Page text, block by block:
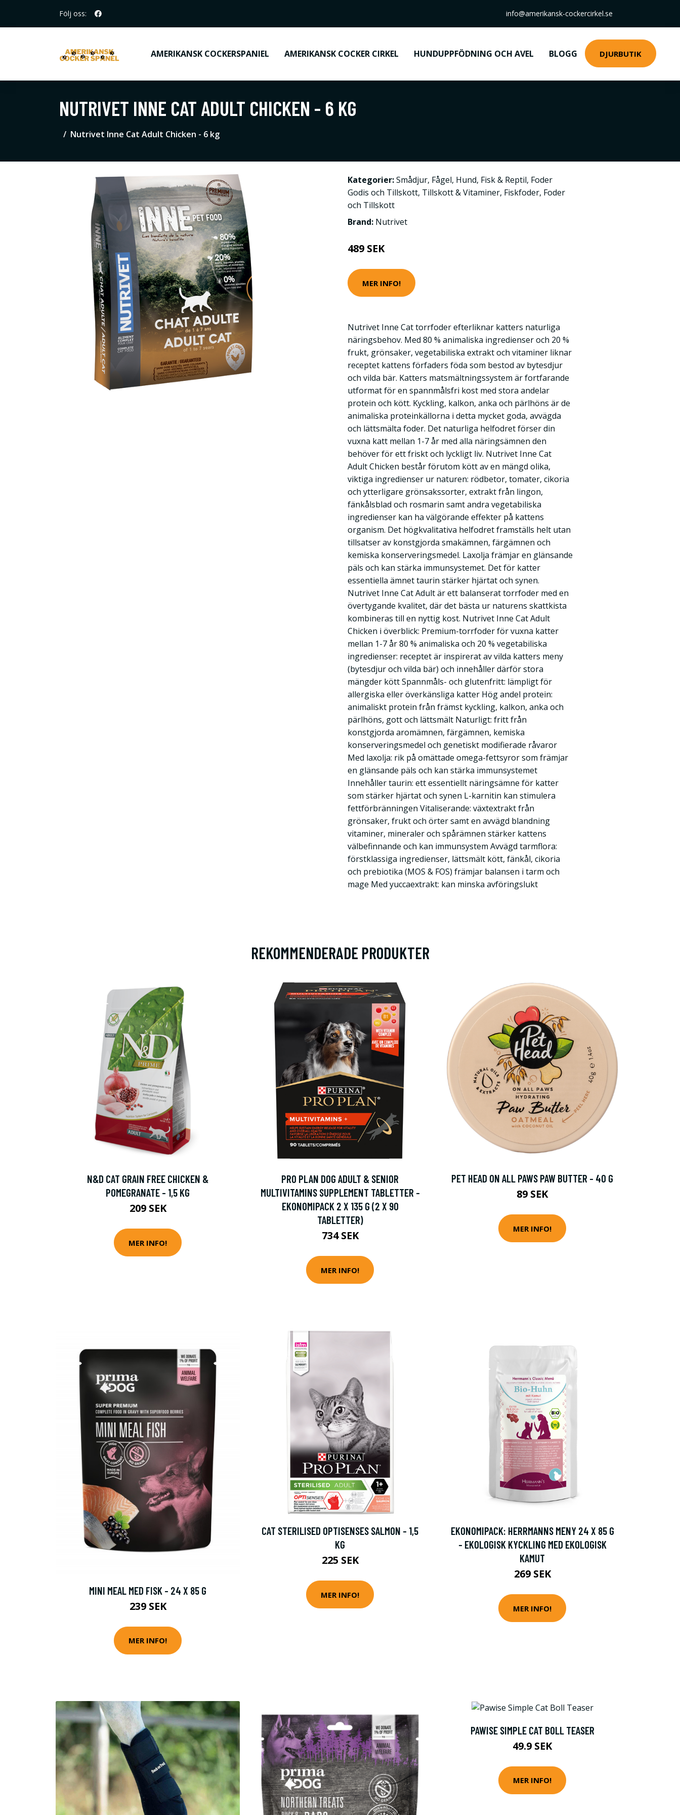
Följ oss: info@amerikansk-cockercirkel.se
AMERIKANSK COCKERSPANIEL AMERIKANSK COCKER CIRKEL HUNDUPPFÖDNING OCH AVEL BLOGG DJURBUTIK
NUTRIVET INNE CAT ADULT CHICKEN - 6 KG
Nutrivet Inne Cat Adult Chicken - 6 kg
Kategorier:Smådjur, Fågel, Hund, Fisk & Reptil, Foder
Godis och Tillskott, Tillskott & Vitaminer, Fiskfoder, Foder
och Tillskott
Brand: Nutrivet
489 SEK
MER INFO!
Nutrivet Inne Cat torrfoder efterliknar katters naturliga
näringsbehov. Med 80 % animaliska ingredienser och 20 %
frukt, grönsaker, vegetabiliska extrakt och vitaminer liknar
receptet kattens förfaders föda som bestod av bytesdjur
och vilda bär. Katters matsmältningssystem är fortfarande
utformat för en spannmålsfri kost med stora andelar
protein och kött. Kyckling, kalkon, anka och pärlhöns är de
animaliska proteinkällorna i detta mycket goda, avvägda
och lättsmälta foder. Det naturliga helfodret förser din
vuxna katt mellan 1-7 år med alla näringsämnen den
behöver för ett friskt och lyckligt liv. Nutrivet Inne Cat
Adult Chicken består förutom kött av en mängd olika,
viktiga ingredienser ur naturen: rödbetor, tomater, cikoria
och ytterligare grönsakssorter, extrakt från lingon,
fänkålsblad och rosmarin samt andra vegetabiliska
ingredienser kan ha välgörande effekter på kattens
organism. Det högkvalitativa helfodret framställs helt utan
tillsatser av konstgjorda smakämnen, färgämnen och
kemiska konserveringsmedel. Laxolja främjar en glänsande
päls och kan stärka immunsystemet. Det för katter
essentiella ämnet taurin stärker hjärtat och synen.
Nutrivet Inne Cat Adult är ett balanserat torrfoder med en
övertygande kvalitet, där det bästa ur naturens skattkista
kombineras till en nyttig kost. Nutrivet Inne Cat Adult
Chicken i överblick: Premium-torrfoder för vuxna katter
mellan 1-7 år 80 % animaliska och 20 % vegetabiliska
ingredienser: receptet är inspirerat av vilda katters meny
(bytesdjur och vilda bär) och innehåller därför stora
mängder kött Spannmåls- och glutenfritt: lämpligt för
allergiska eller överkänsliga katter Hög andel protein:
animaliskt protein från främst kyckling, kalkon, anka och
pärlhöns, gott och lättsmält Naturligt: fritt från
konstgjorda aromämnen, färgämnen, kemiska
konserveringsmedel och genetiskt modifierade råvaror
Med laxolja: rik på omättade omega-fettsyror som främjar
en glänsande päls och kan stärka immunsystemet
Innehåller taurin: ett essentiellt näringsämne för katter
som stärker hjärtat och synen L-karnitin kan stimulera
fettförbränningen Vitaliserande: växtextrakt från
grönsaker, frukt och örter samt en avvägd blandning
vitaminer, mineraler och spårämnen stärker kattens
välbefinnande och kan immunsystem Avvägd tarmflora:
förstklassiga ingredienser, lättsmält kött, fänkål, cikoria
och prebiotika (MOS & FOS) främjar balansen i tarm och
mage Med yuccaextrakt: kan minska avföringslukt
REKOMMENDERADE PRODUKTER
N&D CAT GRAIN FREE CHICKEN &
POMEGRANATE - 1,5 KG
209 SEK
MER INFO!
PRO PLAN DOG ADULT & SENIOR
MULTIVITAMINS SUPPLEMENT TABLETTER -
EKONOMIPACK 2 X 135 G (2 X 90
TABLETTER)
734 SEK
MER INFO!
PET HEAD ON ALL PAWS PAW BUTTER - 40 G
89 SEK
MER INFO!
MINI MEAL MED FISK - 24 X 85 G
239 SEK
MER INFO!
CAT STERILISED OPTISENSES SALMON - 1,5
KG
225 SEK
MER INFO!
EKONOMIPACK: HERRMANNS MENY 24 X 85 G
- EKOLOGISK KYCKLING MED EKOLOGISK
KAMUT
269 SEK
MER INFO!
PAWISE SIMPLE CAT BOLL TEASER
49.9 SEK
MER INFO!